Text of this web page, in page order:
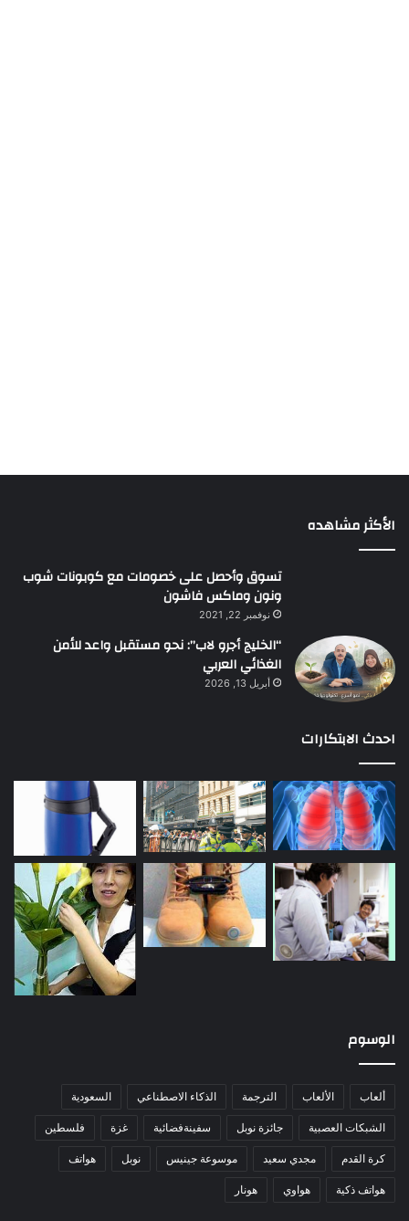
الأكثر مشاهده
تسوق وأحصل على خصومات مع كوبونات شوب
ونون وماكس فاشون
نوفمبر 22, 2021
“الخليج أجرو لاب”: نحو مستقبل واعد للأمن
الغذائي العربي
أبريل 13, 2026
احدث الابتكارات
الوسوم
ألعاب الألعاب الترجمة الذكاء الاصطناعي السعودية
الشبكات العصبية جائزة نوبل سفينةفضائية غزة فلسطين
كرة القدم مجدي سعيد موسوعة جينيس نوبل هواتف
هواتف ذكية هواوي هونار